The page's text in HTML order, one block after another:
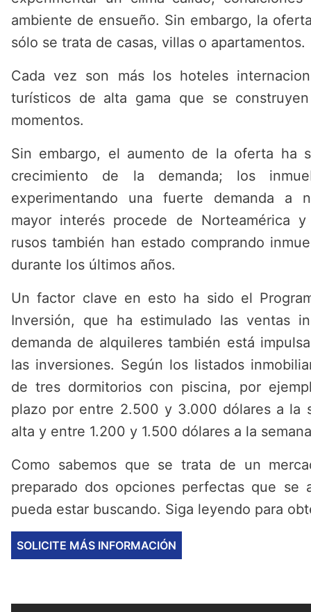
ambiente de ensueño. Sin embargo, la
sólo se trata de casas, villas o apartamentos.
Cada vez son más los hoteles
turísticos de alta gama que se
momentos.
Sin embargo, el aumento de la oferta ha
crecimiento de la demanda; los
experimentando una fuerte demanda a
mayor interés procede de Norteamérica
rusos también han estado comprando
durante los últimos años.
Un factor clave en esto ha sido el
Inversión, que ha estimulado las ventas
demanda de alquileres también está
las inversiones. Según los listados
de tres dormitorios con piscina, por
plazo por entre 2.500 y 3.000 dólares a la
alta y entre 1.200 y 1.500 dólares a la
Como sabemos que se trata de un
preparado dos opciones perfectas que se
pueda estar buscando. Siga leyendo para
SOLICITE MÁS INFORMACIÓN